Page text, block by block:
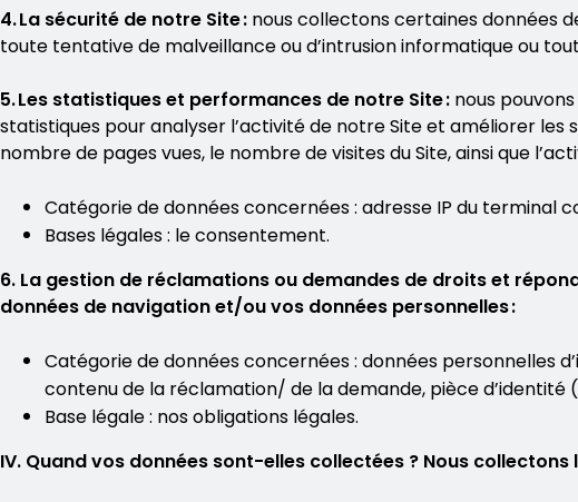
4. La sécurité de notre Site : nous collectons certaines données
toute tentative de malveillance ou d’intrusion informatique ou
5. Les statistiques et performances de notre Site : nous
statistiques pour analyser l’activité de notre Site et améliorer les
nombre de pages vues, le nombre de visites du Site, ainsi que
Catégorie de données concernées : adresse IP du terminal
Bases légales : le consentement.
6. La gestion de réclamations ou demandes de droits et
données de navigation et/ou vos données personnelles :
Catégorie de données concernées : données personnelles
contenu de la réclamation/ de la demande, pièce d’identité
Base légale : nos obligations légales.
IV. Quand vos données sont-elles collectées ? Nous